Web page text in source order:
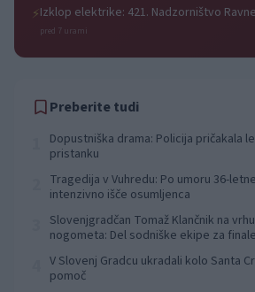
⚡Izklop elektrike: 421. Nadzorništvo
pred 7 urami
Preberite tudi
Dopustniška drama: Policija pričakala
pristanku
Tragedija v Vuhredu: Po umoru 36-
intenzivno išče osumljenca
Slovenjgradčan Tomaž Klančnik na
nogometa: Del sodniške ekipe za
V Slovenj Gradcu ukradali kolo Santa
pomoč